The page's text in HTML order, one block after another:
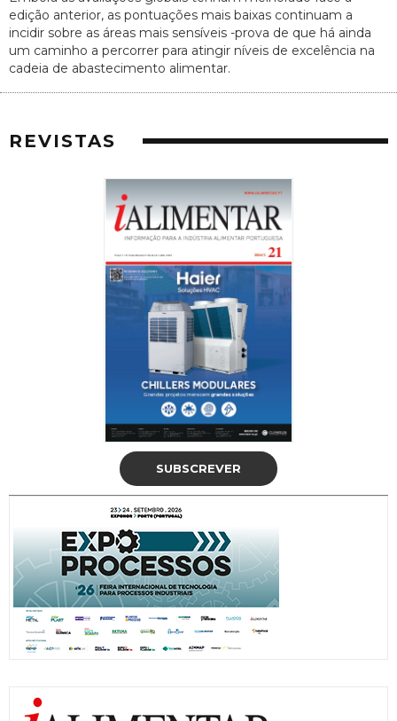
edição anterior, as pontuações mais baixas continuam a
incidir sobre as áreas mais sensíveis -prova de que há ainda
um caminho a percorrer para atingir níveis de excelência na
cadeia de abastecimento alimentar.
REVISTAS
SUBSCREVER